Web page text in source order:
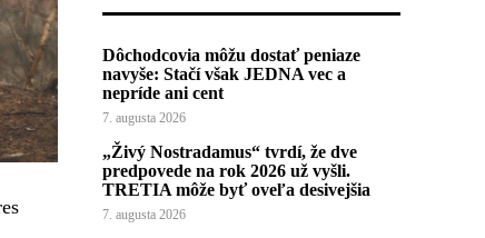
Dôchodcovia môžu dostať peniaze
navyše: Stačí však JEDNA vec a
nepríde ani cent
7. augusta 2026
„Živý Nostradamus“ tvrdí, že dve
predpovede na rok 2026 už vyšli.
TRETIA môže byť oveľa desivejšia
7. augusta 2026